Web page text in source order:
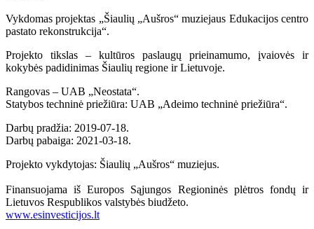
Vykdomas projektas „Šiaulių „Aušros“ muziejaus Edukacijos centro
pastato rekonstrukcija“.
Projekto tikslas – kultūros paslaugų prieinamumo, įvaiovės ir
kokybės padidinimas Šiaulių regione ir Lietuvoje.
Rangovas – UAB „Neostata“.
Statybos techninė priežiūra: UAB „Adeimo techninė priežiūra“.
Darbų pradžia: 2019-07-18.
Darbų pabaiga: 2021-03-18.
Projekto vykdytojas: Šiaulių „Aušros“ muziejus.
Finansuojama iš Europos Sąjungos Regioninės plėtros fondų ir
Lietuvos Respublikos valstybės biudžeto.
www.esinvesticijos.lt